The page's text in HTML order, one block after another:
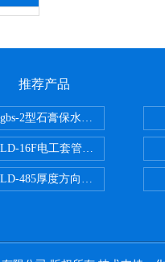
推荐产品
2型石膏保水率测定仪粉刷
16F电工套管恒温水浴管材
485厚度方向性钢板拉伸试验